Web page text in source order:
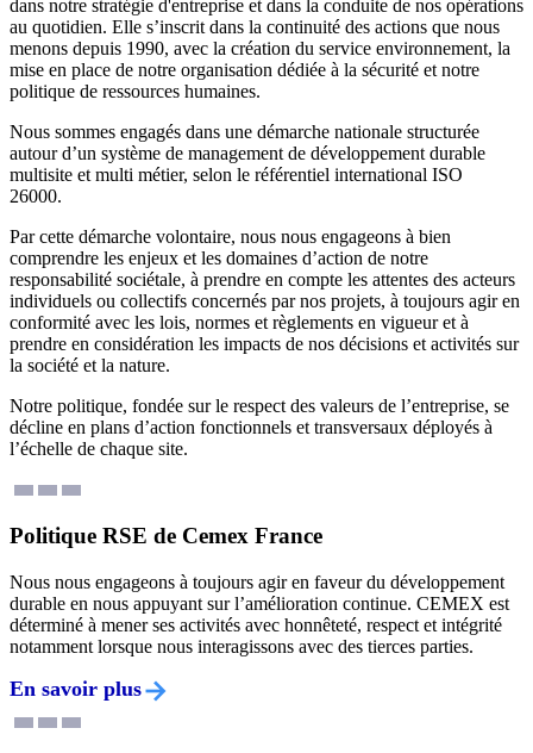
dans notre stratégie d'entreprise et dans la conduite de nos opérations
au quotidien. Elle s’inscrit dans la continuité des actions que nous
menons depuis 1990, avec la création du service environnement, la
mise en place de notre organisation dédiée à la sécurité et notre
politique de ressources humaines.
Nous sommes engagés dans une démarche nationale structurée
autour d’un système de management de développement durable
multisite et multi métier, selon le référentiel international ISO
26000.
Par cette démarche volontaire, nous nous engageons à bien
comprendre les enjeux et les domaines d’action de notre
responsabilité sociétale, à prendre en compte les attentes des acteurs
individuels ou collectifs concernés par nos projets, à toujours agir en
conformité avec les lois, normes et règlements en vigueur et à
prendre en considération les impacts de nos décisions et activités sur
la société et la nature.
Notre politique, fondée sur le respect des valeurs de l’entreprise, se
décline en plans d’action fonctionnels et transversaux déployés à
l’échelle de chaque site.
Politique RSE de Cemex France
Nous nous engageons à toujours agir en faveur du développement
durable en nous appuyant sur l’amélioration continue. CEMEX est
déterminé à mener ses activités avec honnêteté, respect et intégrité
notamment lorsque nous interagissons avec des tierces parties.
En savoir plus